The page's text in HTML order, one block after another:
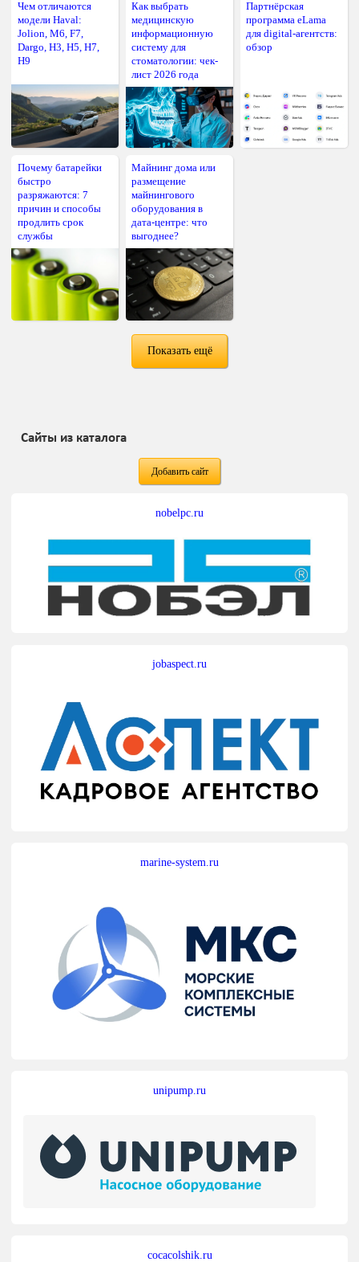
Чем отличаются
модели Haval:
Jolion, M6, F7,
Dargo, H3, H5, H7,
H9
Как выбрать
медицинскую
информационную
систему для
стоматологии: чек-
лист 2026 года
Партнёрская
программа eLama
для digital-агентств:
обзор
Почему батарейки
быстро
разряжаются: 7
причин и способы
продлить срок
службы
Майнинг дома или
размещение
майнингового
оборудования в
дата-центре: что
выгоднее?
Показать ещё
Сайты из каталога
Добавить сайт
nobelpc.ru
jobaspect.ru
marine-system.ru
unipump.ru
cocacolshik.ru